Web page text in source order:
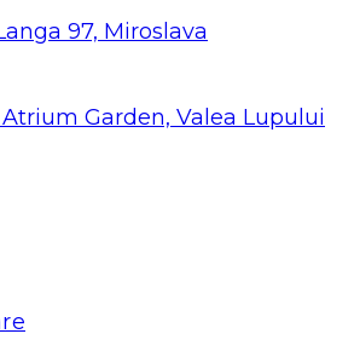
97, Miroslava
Atrium Garden, Valea Lupului